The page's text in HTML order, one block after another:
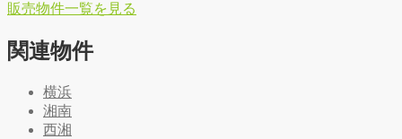
販売物件一覧を 見る
関連物件
横浜
湘南
西湘